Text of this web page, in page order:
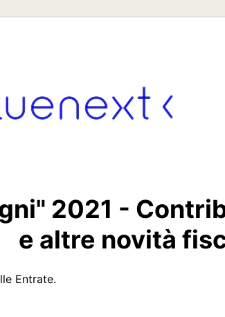
2021 -
e altre novità
Entrate.